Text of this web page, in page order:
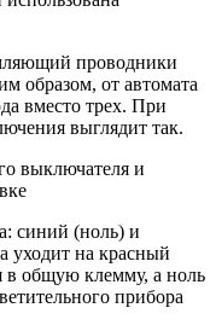
проводники
образом, от автомата
вместо трех. При
выглядит так.
синий (ноль) и
уходит на красный
в общую клемму, а ноль
прибора